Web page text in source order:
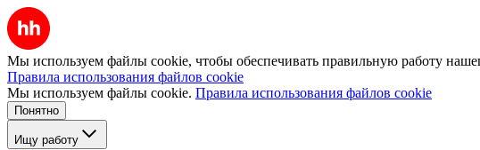
Мы используем файлы cookie, чтобы обеспечивать правильную работу
Правила использования файлов cookie
Мы используем файлы cookie. Правила использования файлов cookie
Понятно
Ищу работу